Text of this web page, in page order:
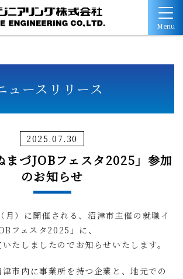
Menu
ュースリリース
2025.07.30
まづJOBフェスタ2025」参加
のお知らせ
）に開催される、沼津市主催の就職イ
フェスタ2025」に、
たしましたのでお知らせいたします。
市内に事業所を持つ企業と、地元での